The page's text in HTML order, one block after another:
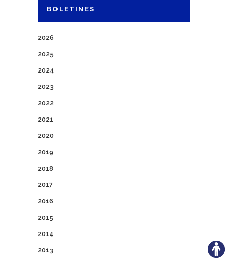
BOLETINES
2026
2025
2024
2023
2022
2021
2020
2019
2018
2017
2016
2015
2014
2013